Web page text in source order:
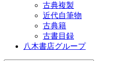
古典複製
近代自筆物
古典籍
古書目録
八木書店グループ